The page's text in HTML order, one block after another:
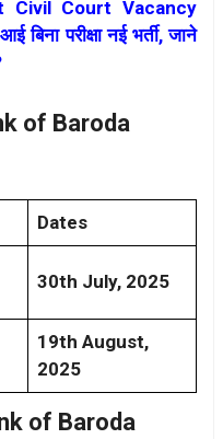
Civil Court Vacancy
बिना परीक्षा नई भर्ती, जाने
of Baroda
Dates
30th July, 2025
19th August,
2025
of Baroda